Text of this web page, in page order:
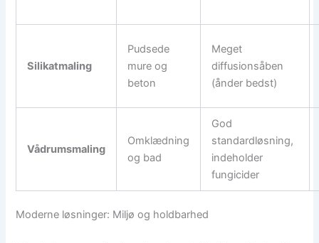
Silikatmaling
Pudsede
mure og
beton
Meget
diffusionsåben
(ånder bedst)
Vådrumsmaling
Omklædning
og bad
God
standardløsning,
indeholder
fungicider
Moderne løsninger: Miljø og holdbarhed